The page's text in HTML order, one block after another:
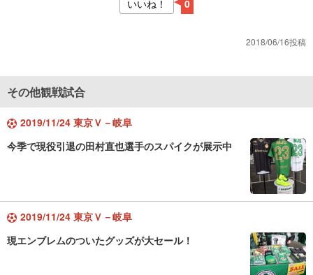
いいね！ 0
2018/06/16投稿
その他観戦試合
2019/11/24 東京Ｖ－岐阜
今季で現役引退の田村直也選手のスパイクが展示中
2019/11/24 東京Ｖ－岐阜
現エンブレムのついたグッズが大セール！